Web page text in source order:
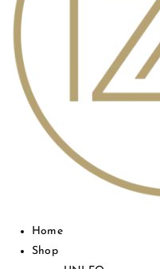
Home
Shop